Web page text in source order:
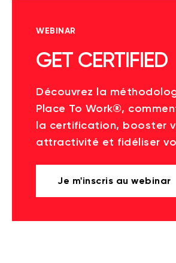
WEBINAR
GET CERTIFIED
Découvrez la
Place To Work®,
la certification, booster
attractivité et fidéliser
Je m'inscris au webinar